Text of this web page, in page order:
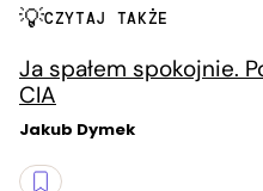
CZYTAJ TAKŻE
Ja spałem spokojnie.
CIA
Jakub Dymek